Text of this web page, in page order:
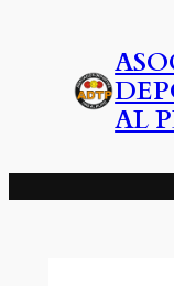
contenido
AL